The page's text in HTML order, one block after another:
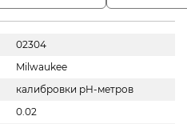
02304
Milwaukee
калибровки pH-метров
0.02